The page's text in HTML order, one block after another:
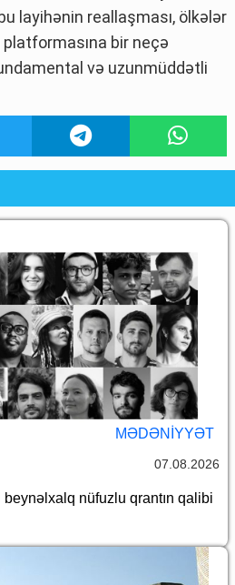
layihənin reallaşması, ölkələr
platformasına bir neçə
və uzunmüddətli
MƏDƏNIYYƏT
07.08.2026
nüfuzlu qrantın qalibi